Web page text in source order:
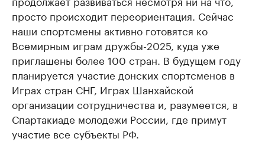
просто происходит переориентация. Сейчас
наши спортсмены активно готовятся ко
Всемирным играм дружбы-2025, куда уже
приглашены более 100 стран. В будущем году
планируется участие донских спортсменов в
Играх стран СНГ, Играх Шанхайской
организации сотрудничества и, разумеется, в
Спартакиаде молодежи России, где примут
участие все субъекты РФ.